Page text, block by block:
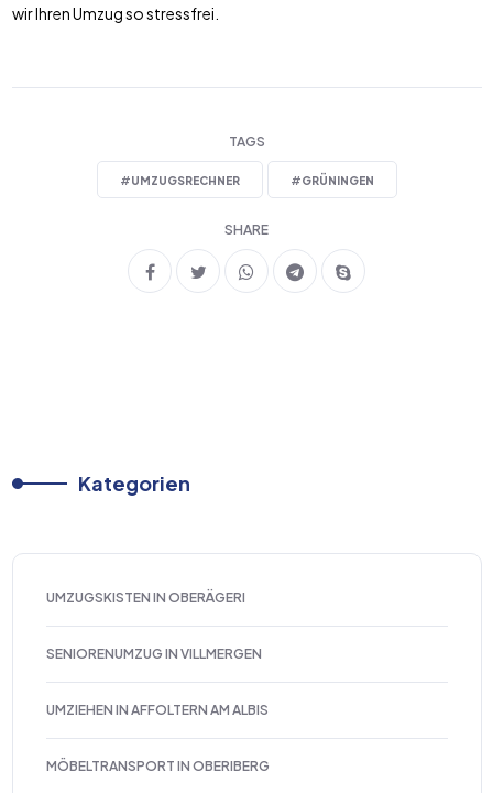
wir Ihren Umzug so stressfrei.
TAGS
#UMZUGSRECHNER #GRÜNINGEN
SHARE
Kategorien
UMZUGSKISTEN IN OBERÄGERI
SENIORENUMZUG IN VILLMERGEN
UMZIEHEN IN AFFOLTERN AM ALBIS
MÖBELTRANSPORT IN OBERIBERG